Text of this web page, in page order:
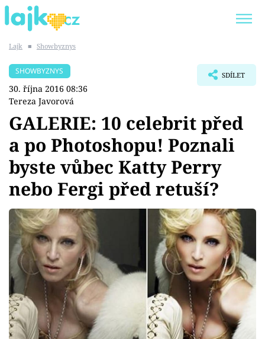
SHOPAHOLICADEL
Témata
Showbyznys
Youtubeři
Virály
Sex a vztahy
Videa
Sledujte prima+
Lajk ■ Showbyznys
SHOWBYZNYS
30. října 2016 08:36
Tereza Javorová
SDÍLET
GALERIE: 10 celebrit před
a po Photoshopu! Poznali
byste vůbec Katty Perry
nebo Fergi před retuší?